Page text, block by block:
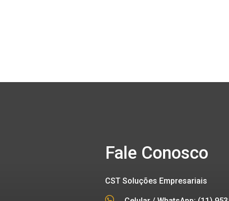
Fale Conosco
CST Soluções Empresariais